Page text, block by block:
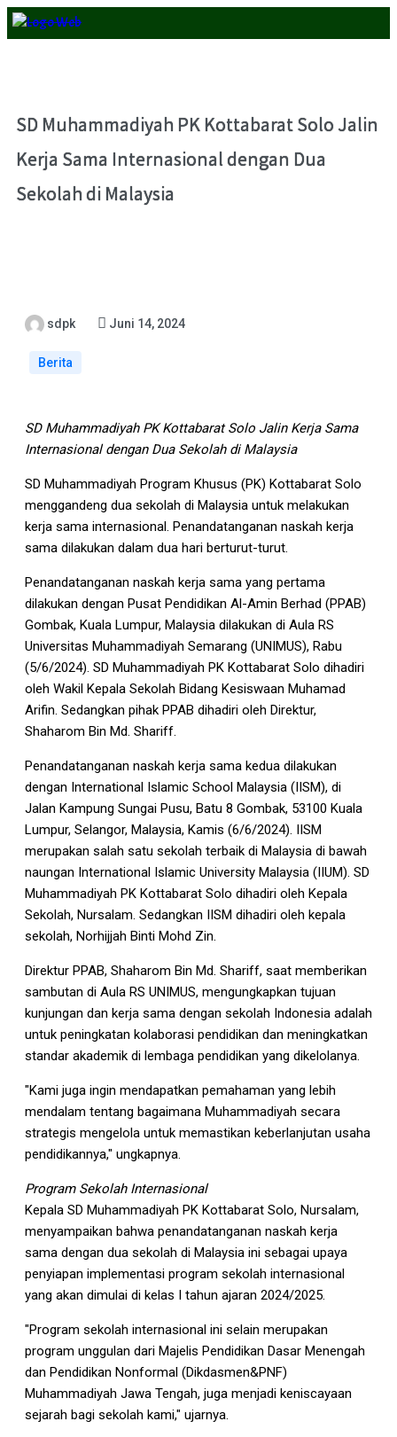
SD Muhammadiyah PK Kottabarat Solo Jalin
Kerja Sama Internasional dengan Dua
Sekolah di Malaysia
sdpk Juni 14, 2024
Berita
SD Muhammadiyah PK Kottabarat Solo Jalin Kerja Sama
Internasional dengan Dua Sekolah di Malaysia
SD Muhammadiyah Program Khusus (PK) Kottabarat Solo
menggandeng dua sekolah di Malaysia untuk melakukan
kerja sama internasional. Penandatanganan naskah kerja
sama dilakukan dalam dua hari berturut-turut.
Penandatanganan naskah kerja sama yang pertama
dilakukan dengan Pusat Pendidikan Al-Amin Berhad (PPAB)
Gombak, Kuala Lumpur, Malaysia dilakukan di Aula RS
Universitas Muhammadiyah Semarang (UNIMUS), Rabu
(5/6/2024). SD Muhammadiyah PK Kottabarat Solo dihadiri
oleh Wakil Kepala Sekolah Bidang Kesiswaan Muhamad
Arifin. Sedangkan pihak PPAB dihadiri oleh Direktur,
Shaharom Bin Md. Shariff.
Penandatanganan naskah kerja sama kedua dilakukan
dengan International Islamic School Malaysia (IISM), di
Jalan Kampung Sungai Pusu, Batu 8 Gombak, 53100 Kuala
Lumpur, Selangor, Malaysia, Kamis (6/6/2024). IISM
merupakan salah satu sekolah terbaik di Malaysia di bawah
naungan International Islamic University Malaysia (IIUM). SD
Muhammadiyah PK Kottabarat Solo dihadiri oleh Kepala
Sekolah, Nursalam. Sedangkan IISM dihadiri oleh kepala
sekolah, Norhijjah Binti Mohd Zin.
Direktur PPAB, Shaharom Bin Md. Shariff, saat memberikan
sambutan di Aula RS UNIMUS, mengungkapkan tujuan
kunjungan dan kerja sama dengan sekolah Indonesia adalah
untuk peningkatan kolaborasi pendidikan dan meningkatkan
standar akademik di lembaga pendidikan yang dikelolanya.
"Kami juga ingin mendapatkan pemahaman yang lebih
mendalam tentang bagaimana Muhammadiyah secara
strategis mengelola untuk memastikan keberlanjutan usaha
pendidikannya," ungkapnya.
Program Sekolah Internasional
Kepala SD Muhammadiyah PK Kottabarat Solo, Nursalam,
menyampaikan bahwa penandatanganan naskah kerja
sama dengan dua sekolah di Malaysia ini sebagai upaya
penyiapan implementasi program sekolah internasional
yang akan dimulai di kelas I tahun ajaran 2024/2025.
"Program sekolah internasional ini selain merupakan
program unggulan dari Majelis Pendidikan Dasar Menengah
dan Pendidikan Nonformal (Dikdasmen&PNF)
Muhammadiyah Jawa Tengah, juga menjadi keniscayaan
sejarah bagi sekolah kami," ujarnya.